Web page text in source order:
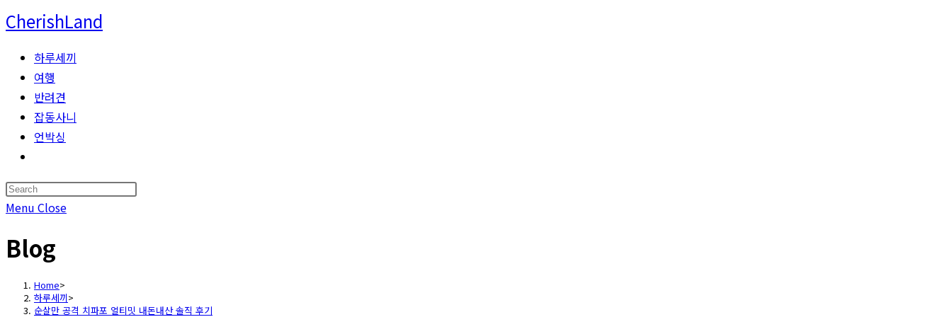
Skip
to
content
CherishLand
하루세끼
여행
반려견
잡동사니
언박싱
search
Press
panel.
Menu Close
Blog
Home>
하루세끼>
순살만 공격 치파포 얼티밋 내돈내산 솔직 후기